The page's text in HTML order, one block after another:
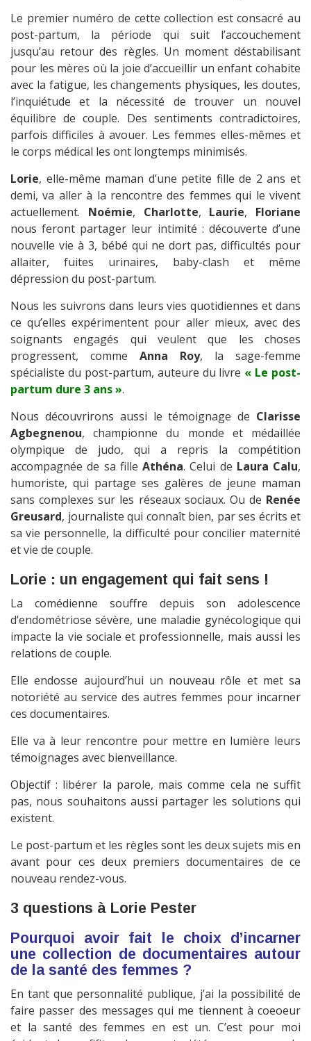
Le premier numéro de cette collection est consacré au
post-partum, la période qui suit l’accouchement
jusqu’au retour des règles. Un moment déstabilisant
pour les mères où la joie d’accueillir un enfant cohabite
avec la fatigue, les changements physiques, les doutes,
l’inquiétude et la nécessité de trouver un nouvel
équilibre de couple. Des sentiments contradictoires,
parfois difficiles à avouer. Les femmes elles-mêmes et
le corps médical les ont longtemps minimisés.
Lorie, elle-même maman d’une petite fille de 2 ans et
demi, va aller à la rencontre des femmes qui le vivent
actuellement. Noémie, Charlotte, Laurie, Floriane
nous feront partager leur intimité : découverte d’une
nouvelle vie à 3, bébé qui ne dort pas, difficultés pour
allaiter, fuites urinaires, baby-clash et même
dépression du post-partum.
Nous les suivrons dans leurs vies quotidiennes et dans
ce qu’elles expérimentent pour aller mieux, avec des
soignants engagés qui veulent que les choses
progressent, comme Anna Roy, la sage-femme
spécialiste du post-partum, auteure du livre « Le post-
partum dure 3 ans ».
Nous découvrirons aussi le témoignage de Clarisse
Agbegnenou, championne du monde et médaillée
olympique de judo, qui a repris la compétition
accompagnée de sa fille Athéna. Celui de Laura Calu,
humoriste, qui partage ses galères de jeune maman
sans complexes sur les réseaux sociaux. Ou de Renée
Greusard, journaliste qui connaît bien, par ses écrits et
sa vie personnelle, la difficulté pour concilier maternité
et vie de couple.
Lorie : un engagement qui fait sens !
La comédienne souffre depuis son adolescence
d’endométriose sévère, une maladie gynécologique qui
impacte la vie sociale et professionnelle, mais aussi les
relations de couple.
Elle endosse aujourd’hui un nouveau rôle et met sa
notoriété au service des autres femmes pour incarner
ces documentaires.
Elle va à leur rencontre pour mettre en lumière leurs
témoignages avec bienveillance.
Objectif : libérer la parole, mais comme cela ne suffit
pas, nous souhaitons aussi partager les solutions qui
existent.
Le post-partum et les règles sont les deux sujets mis en
avant pour ces deux premiers documentaires de ce
nouveau rendez-vous.
3 questions à Lorie Pester
Pourquoi avoir fait le choix d’incarner
une collection de documentaires autour
de la santé des femmes ?
En tant que personnalité publique, j’ai la possibilité de
faire passer des messages qui me tiennent à coeoeur
et la santé des femmes en est un. C’est pour moi